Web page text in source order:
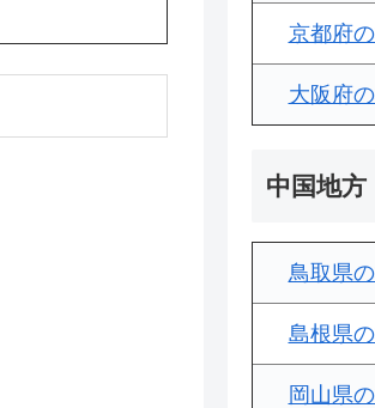
京都府
大阪府
中国地方
鳥取県
島根県
岡山県